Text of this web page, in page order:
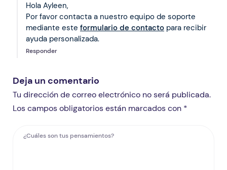
Hola Ayleen,
Por favor contacta a nuestro equipo de soporte
mediante este formulario de contacto para recibir
ayuda personalizada.
Responder
Deja un comentario
Tu dirección de correo electrónico no será publicada.
Los campos obligatorios están marcados con *